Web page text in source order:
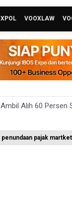
VOOXLAW
Alih 60 Persen
Kemenhut
penundaan pajak